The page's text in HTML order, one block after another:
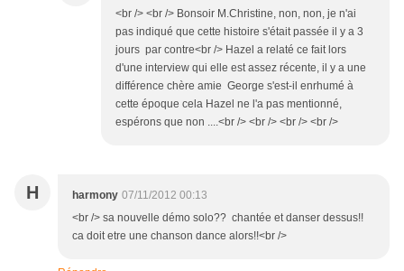
<br /> <br /> Bonsoir M.Christine, non, non, je n'ai
pas indiqué que cette histoire s'était passée il y a 3
jours par contre<br /> Hazel a relaté ce fait lors
d'une interview qui elle est assez récente, il y a une
différence chère amie George s'est-il enrhumé à
cette époque cela Hazel ne l'a pas mentionné,
espérons que non ....<br /> <br /> <br /> <br />
H harmony 07/11/2012 00:13
<br /> sa nouvelle démo solo?? chantée et danser dessus!!
ca doit etre une chanson dance alors!!<br />